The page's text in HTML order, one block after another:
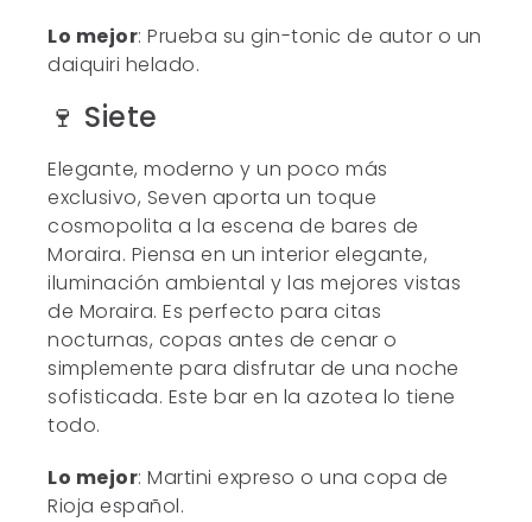
Lo mejor: Prueba su gin-tonic de autor o un
daiquiri helado.
🍷 Siete
Elegante, moderno y un poco más
exclusivo, Seven aporta un toque
cosmopolita a la escena de bares de
Moraira. Piensa en un interior elegante,
iluminación ambiental y las mejores vistas
de Moraira. Es perfecto para citas
nocturnas, copas antes de cenar o
simplemente para disfrutar de una noche
sofisticada. Este bar en la azotea lo tiene
todo.
Lo mejor: Martini expreso o una copa de
Rioja español.